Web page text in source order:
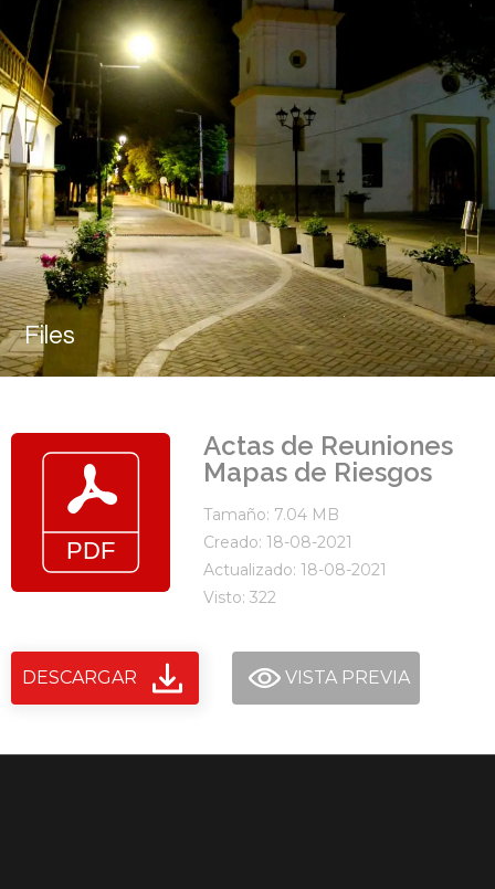
Files
Actas de Reuniones
Mapas de Riesgos
Tamaño: 7.04 MB
Creado: 18-08-2021
Actualizado: 18-08-2021
Visto: 322
DESCARGAR VISTA PREVIA